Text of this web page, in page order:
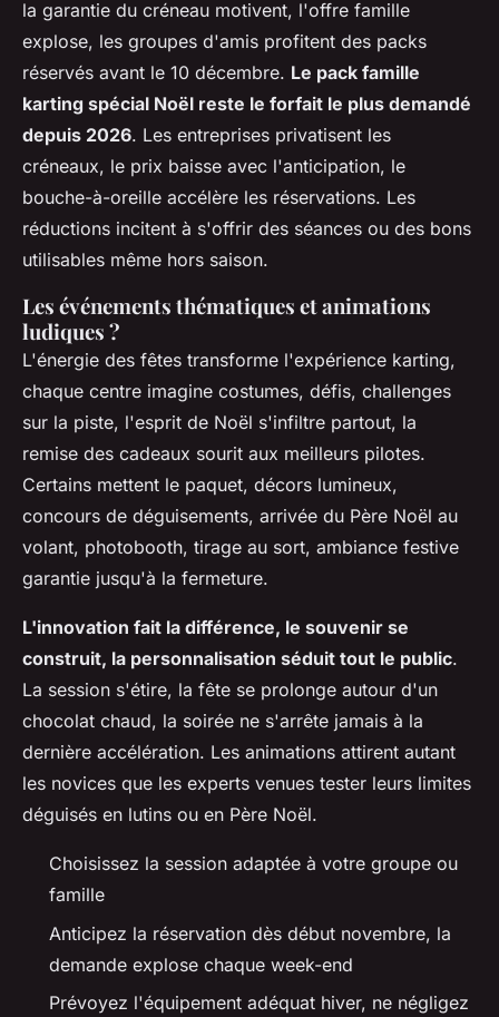
la garantie du créneau motivent, l'offre famille
explose, les groupes d'amis profitent des packs
réservés avant le 10 décembre. Le pack famille
karting spécial Noël reste le forfait le plus demandé
depuis 2026. Les entreprises privatisent les
créneaux, le prix baisse avec l'anticipation, le
bouche-à-oreille accélère les réservations. Les
réductions incitent à s'offrir des séances ou des bons
utilisables même hors saison.
Les événements thématiques et animations
ludiques ?
L'énergie des fêtes transforme l'expérience karting,
chaque centre imagine costumes, défis, challenges
sur la piste, l'esprit de Noël s'infiltre partout, la
remise des cadeaux sourit aux meilleurs pilotes.
Certains mettent le paquet, décors lumineux,
concours de déguisements, arrivée du Père Noël au
volant, photobooth, tirage au sort, ambiance festive
garantie jusqu'à la fermeture.
L'innovation fait la différence, le souvenir se
construit, la personnalisation séduit tout le public.
La session s'étire, la fête se prolonge autour d'un
chocolat chaud, la soirée ne s'arrête jamais à la
dernière accélération. Les animations attirent autant
les novices que les experts venues tester leurs limites
déguisés en lutins ou en Père Noël.
Choisissez la session adaptée à votre groupe ou
famille
Anticipez la réservation dès début novembre, la
demande explose chaque week-end
Prévoyez l'équipement adéquat hiver, ne négligez